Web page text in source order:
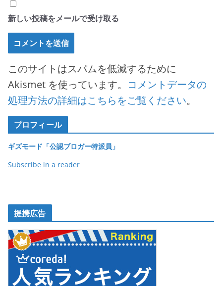
新しい投稿をメールで受け取る
このサイトはスパムを低減するために
Akismet を使っています。 コメントデータの
処理方法の詳細はこちらをご覧ください。
プロフィール
ギズモード「公認ブロガー特派員」
Subscribe in a reader
提携広告